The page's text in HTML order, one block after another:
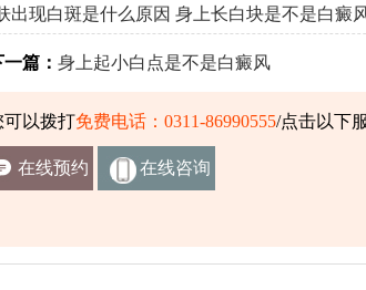
出现白斑是什么原因 身上长白块是不是白癜
篇： 身上起小白点是不是白癜风
可以拨打免费电话：0311-86990555/点击以下
在线预约 在线咨询